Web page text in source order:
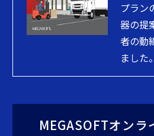
プラン
器の提
者の動
ました。
MEGASOFTオン